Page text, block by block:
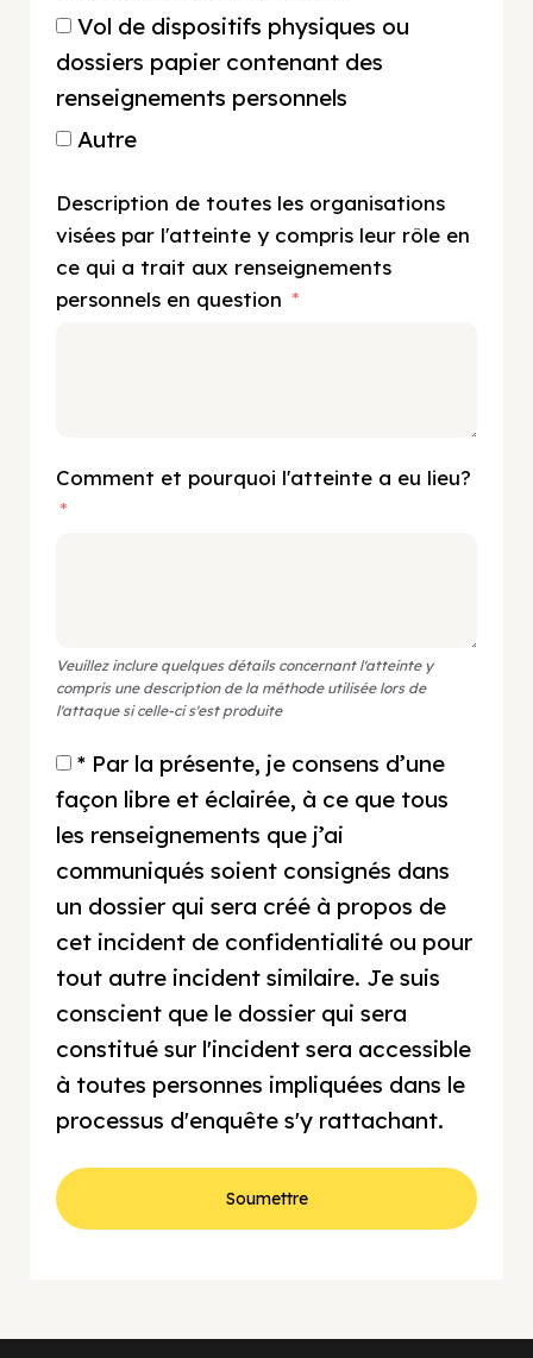
Vol de dispositifs physiques ou
dossiers papier contenant des
renseignements personnels
Autre
Description de toutes les organisations
visées par l'atteinte y compris leur rôle en
ce qui a trait aux renseignements
personnels en question
Comment et pourquoi l'atteinte a eu lieu?
Veuillez inclure quelques détails concernant l'atteinte y
compris une description de la méthode utilisée lors de
l'attaque si celle-ci s'est produite
* Par la présente, je consens d’une
façon libre et éclairée, à ce que tous
les renseignements que j’ai
communiqués soient consignés dans
un dossier qui sera créé à propos de
cet incident de confidentialité ou pour
tout autre incident similaire. Je suis
conscient que le dossier qui sera
constitué sur l'incident sera accessible
à toutes personnes impliquées dans le
processus d'enquête s'y rattachant.
Soumettre